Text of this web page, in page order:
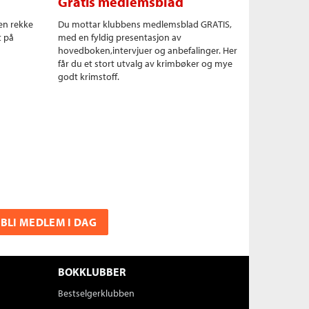
rekke
på
Du mottar klubbens medlemsblad GRATIS,
med en fyldig presentasjon av
hovedboken,intervjuer og anbefalinger. Her
får du et stort utvalg av krimbøker og mye
godt krimstoff.
BLI MEDLEM I DAG
BOKKLUBBER
Bestselgerklubben